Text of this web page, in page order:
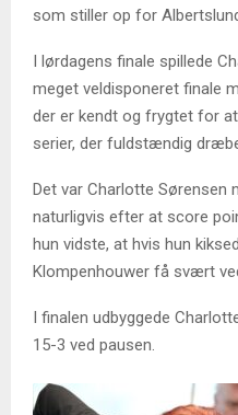
som stiller op for
I lørdagens finale spillede
meget veldisponeret finale
der er kendt og frygtet for
serier, der fuldstændig
Det var Charlotte Sørensen
naturligvis efter at score
hun vidste, at hvis hun
Klompenhouwer få svært
I finalen udbyggede
15-3 ved pausen.